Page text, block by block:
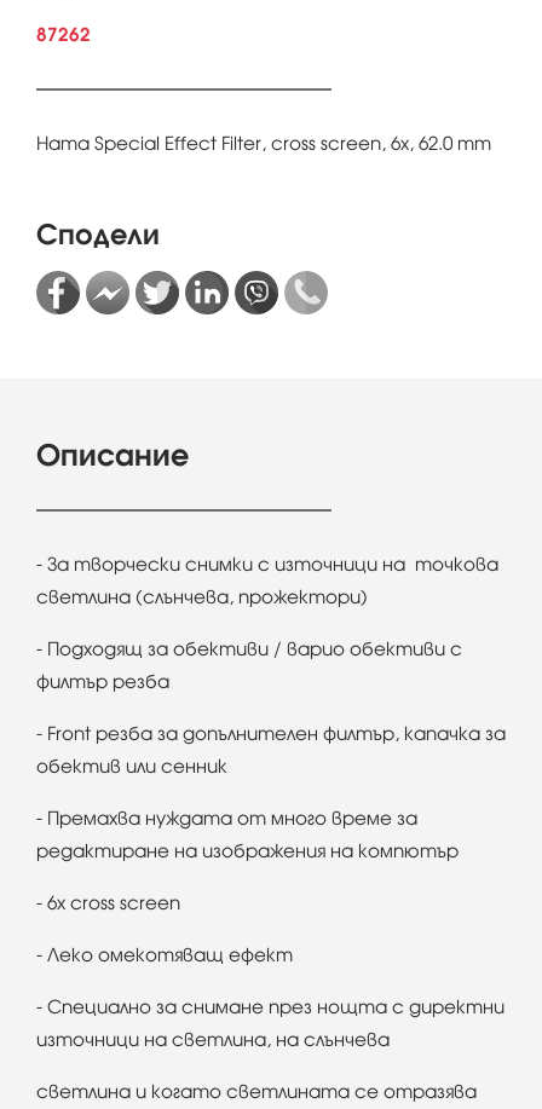
87262
Hama Special Effect Filter, cross screen, 6x, 62.0 mm
Сподели
Описание
- За творчески снимки с източници на точкова
светлина (слънчева, прожектори)
- Подходящ за обективи / варио обективи с
филтър резба
- Front резба за допълнителен филтър, капачка за
обектив или сенник
- Премахва нуждата от много време за
редактиране на изображения на компютър
- 6x cross screen
- Леко омекотяващ ефект
- Специално за снимане през нощта с директни
източници на светлина, на слънчева
светлина и когато светлината се отразява